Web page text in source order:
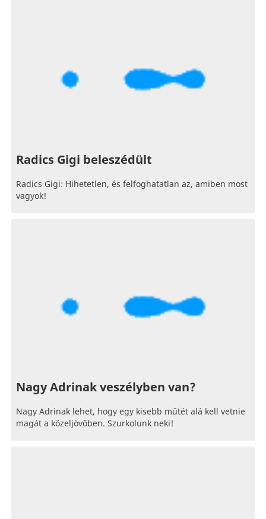
Radics Gigi beleszédült
Radics Gigi: Hihetetlen, és felfoghatatlan az, amiben most
vagyok!
Nagy Adrinak veszélyben van?
Nagy Adrinak lehet, hogy egy kisebb műtét alá kell vetnie
magát a közeljövőben. Szurkolunk neki!